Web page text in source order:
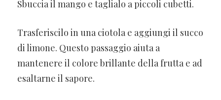
Sbuccia il mango e taglialo a piccoli cubetti.
Trasferiscilo in una ciotola e aggiungi il succo
di limone. Questo passaggio aiuta a
mantenere il colore brillante della frutta e ad
esaltarne il sapore.